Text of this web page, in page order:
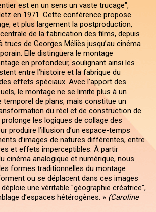
est en un sens un vaste trucage",
en 1971. Cette conférence propose
et plus largement la postproduction,
de la fabrication des films, depuis
trucs de Georges Méliès jusqu’au cinéma
Elle distinguera le montage
en profondeur, soulignant ainsi les
entre l’histoire et la fabrique du
effets spéciaux. Avec l’apport des
le montage ne se limite plus à un
temporel de plans, mais constitue un
du réel et de construction de
prolonge les logiques de collage des
produire l’illusion d’un espace-temps
d’images de natures différentes, entre
et effets imperceptibles. À partir
cinéma analogique et numérique, nous
formes traditionnelles du montage
ou se déplacent dans ces images
une véritable "géographie créatrice",
d’espaces hétérogènes. » (Caroline